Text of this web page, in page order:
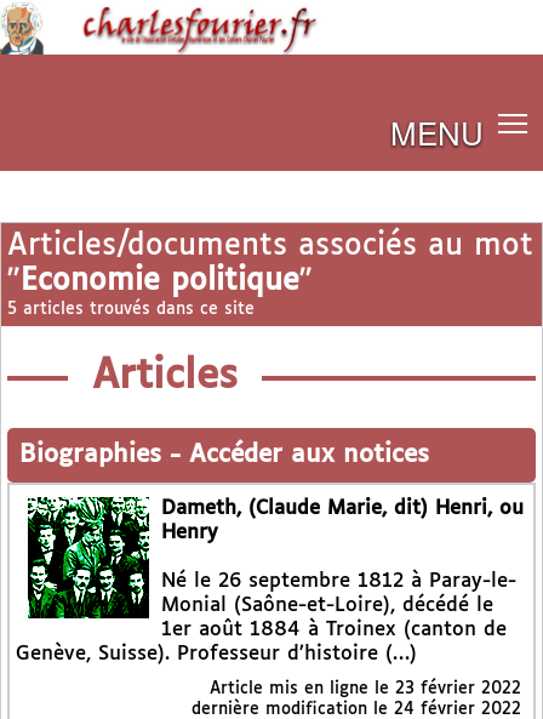
MENU
Articles/documents associés au mot
" Economie politique"
5 articles trouvés dans ce site
Articles
Biographies - Accéder aux notices
Dameth, (Claude Marie, dit) Henri, ou
Henry
Né le 26 septembre 1812 à Paray-le-
Monial (Saône-et-Loire), décédé le
1er août 1884 à Troinex (canton de
Genève, Suisse). Professeur d’histoire (…)
Article mis en ligne le 23 février 2022
dernière modification le 24 février 2022